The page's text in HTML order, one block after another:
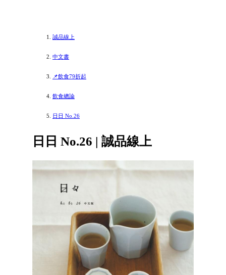
誠品線上
中文書
📌飲食79折起
飲食總論
日日 No.26
日日 No.26 | 誠品線上